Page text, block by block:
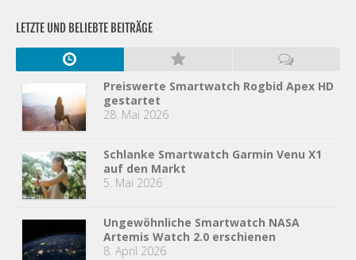
LETZTE UND BELIEBTE BEITRÄGE
Preiswerte Smartwatch Rogbid Apex HD
gestartet
28. Mai 2026
Schlanke Smartwatch Garmin Venu X1
auf den Markt
5. Mai 2026
Ungewöhnliche Smartwatch NASA
Artemis Watch 2.0 erschienen
8. April 2026